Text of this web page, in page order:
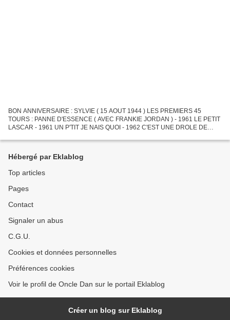
BON ANNIVERSAIRE : SYLVIE ( 15 AOUT 1944 ) LES PREMIERS 45
TOURS : PANNE D'ESSENCE ( AVEC FRANKIE JORDAN ) - 1961 LE PETIT
LASCAR - 1961 UN P'TIT JE NAIS QUOI - 1962 C'EST UNE DROLE DE
TWIST...
Hébergé par Eklablog
Top articles
Pages
Contact
Signaler un abus
C.G.U.
Cookies et données personnelles
Préférences cookies
Voir le profil de Oncle Dan sur le portail Eklablog
Créer un blog sur Eklablog